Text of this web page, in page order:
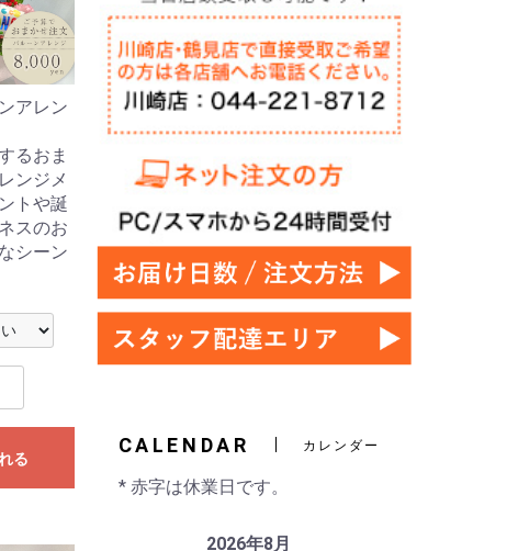
アレン
るおま
ンジメ
トや誕
スのお
シーン
る
CALENDAR カレンダー
* 赤字は休業日です。
2026年8月